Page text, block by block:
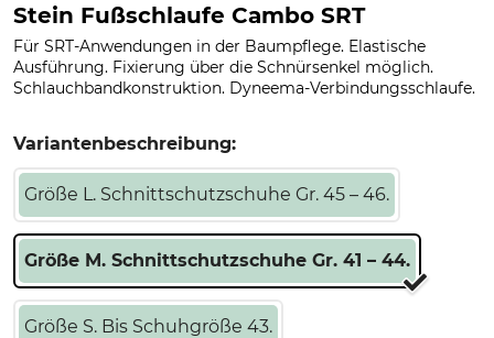
Stein Fußschlaufe Cambo SRT
Für SRT-Anwendungen in der Baumpflege. Elastische
Ausführung. Fixierung über die Schnürsenkel möglich.
Schlauchbandkonstruktion. Dyneema-Verbindungsschlaufe.
Variantenbeschreibung:
Größe L. Schnittschutzschuhe Gr. 45 – 46.
Größe M. Schnittschutzschuhe Gr. 41 – 44.
Größe S. Bis Schuhgröße 43.